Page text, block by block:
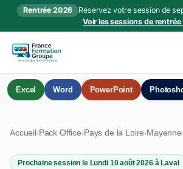
Rentrée 2026
Réservez votre session de
Voir les sessions de
Excel Word PowerPoint
Accueil›Pack Office›Pays de la Loire›Mayenne
Prochaine session le Lundi 10 août 2026 à Laval